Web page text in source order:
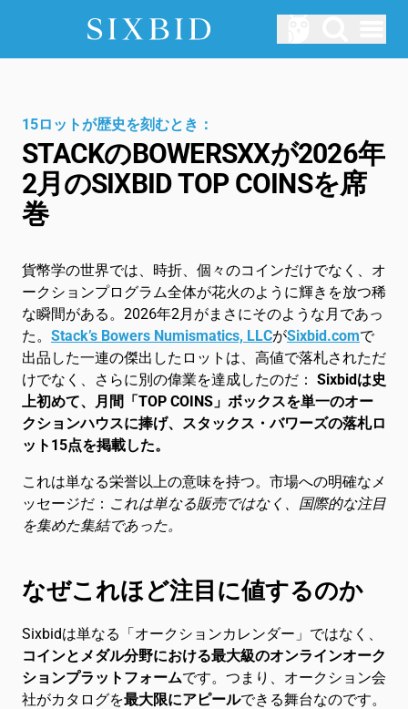
私たちについて
Sixbidはどのように機能しますか?
ログイン
ブログ
用語集
JA
English EN
Deutsch DE
Русский RU
Español ES
Chinese ZH
15ロットが歴史を刻むとき：
STACKのBOWERSXXが2026年
2月のSIXBID TOP COINSを席
巻
貨幣学の世界では、時折、個々のコインだけでなく、オ
ークションプログラム全体が花火のように輝きを放つ稀
な瞬間がある。2026年2月がまさにそのような月であっ
た。 Stack’s Bowers Numismatics, LLCがSixbid.comで
出品した一連の傑出したロットは、高値で落札されただ
けでなく、さらに別の偉業を達成したのだ： Sixbidは史
上初めて、月間「TOP COINS」ボックスを単一のオー
クションハウスに捧げ、スタックス・バワーズの落札ロ
ット15点を掲載した。
これは単なる栄誉以上の意味を持つ。市場への明確なメ
ッセージだ： これは単なる販売ではなく、国際的な注目
を集めた集結であった。
なぜこれほど注目に値するのか
Sixbidは単なる「オークションカレンダー」ではなく、
コインとメダル分野における最大級のオンラインオーク
ションプラットフォームです。つまり、オークション会
社がカタログを最大限にアピールできる舞台なのです。